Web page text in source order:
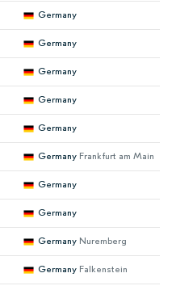
Germany
Germany
Germany
Germany
Germany
Germany Frankfurt am Main
Germany
Germany
Germany Nuremberg
Germany Falkenstein